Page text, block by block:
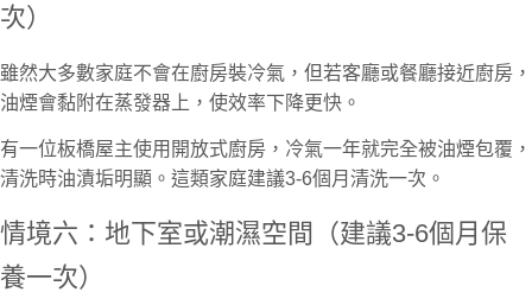
次）
雖然大多數家庭不會在廚房裝冷氣，但若客廳或餐廳接近廚房，
油煙會黏附在蒸發器上，使效率下降更快。
有一位板橋屋主使用開放式廚房，冷氣一年就完全被油煙包覆，
清洗時油漬垢明顯。這類家庭建議3-6個月清洗一次。
情境六：地下室或潮濕空間（建議3-6個月保
養一次）